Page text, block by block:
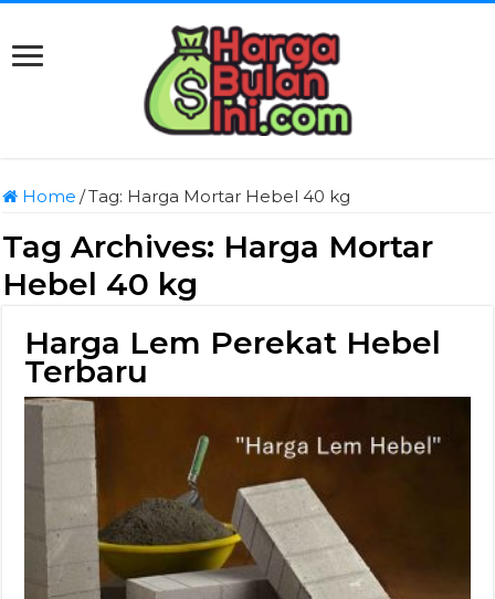
Home /Tag: Harga Mortar Hebel 40 kg
Tag Archives: Harga Mortar
Hebel 40 kg
Harga Lem Perekat Hebel
Terbaru